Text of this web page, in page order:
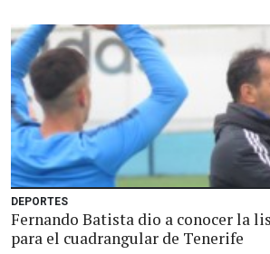
DEPORTES
Fernando Batista dio a conocer la
para el cuadrangular de Tenerife